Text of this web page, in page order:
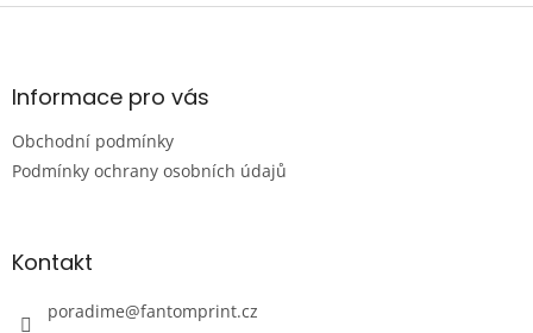
Z
aInformace pro vás
Obchodní podmínky
Podmínky ochrany osobních údajů
Kontakt
poradime@fantomprint.cz